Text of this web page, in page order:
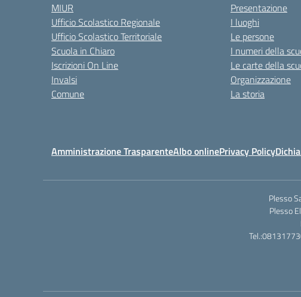
MIUR
Ufficio Scolastico Regionale
Ufficio Scolastico Territoriale
Scuola in Chiaro
Iscrizioni On Line
Invalsi
Comune
Presentazione
I luoghi
Le persone
I numeri della
Le carte della
Organizzazione
La storia
Amministrazione TrasparenteAlbo onlinePrivacy Policy
Plesso
Plesso